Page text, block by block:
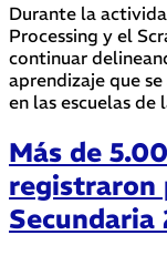
Durante la
Processing y el
continuar
aprendizaje que
en las escuelas de
Más de
registraron
Secundaria